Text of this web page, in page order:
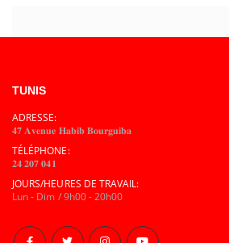
TUNIS
ADRESSE:
𝟒𝟕 𝐀𝐯𝐞𝐧𝐮𝐞 𝐇𝐚𝐛𝐢𝐛 𝐁𝐨𝐮𝐫𝐠𝐮𝐢𝐛𝐚
TÉLÉPHONE:
𝟐𝟒 𝟐𝟎𝟕 𝟎𝟒𝟏
JOURS/HEURES DE TRAVAIL:
Lun - Dim / 9h00 - 20h00